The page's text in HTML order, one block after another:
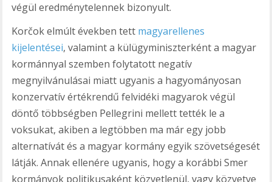
végül eredménytelennek bizonyult.
Korčok elmúlt években tett magyarellenes
kijelentései, valamint a külügyminiszterként a magyar
kormánnyal szemben folytatott negatív
megnyilvánulásai miatt ugyanis a hagyományosan
konzervatív értékrendű felvidéki magyarok végül
döntő többségben Pellegrini mellett tették le a
voksukat, akiben a legtöbben ma már egy jobb
alternatívát és a magyar kormány egyik szövetségesét
látják. Annak ellenére ugyanis, hogy a korábbi Smer
kormányok politikusaként közvetlenül, vagy közvetve